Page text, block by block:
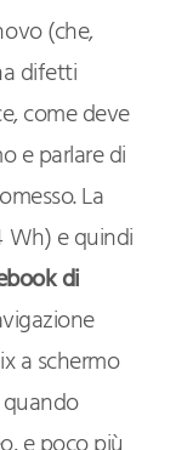
(che,
difetti
come deve
e parlare di
La
Wh) e quindi
di
a schermo